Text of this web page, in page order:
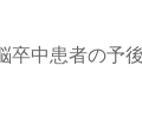
卒中患者の予